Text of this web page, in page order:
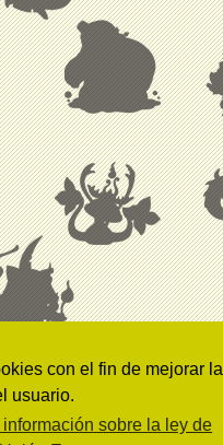
con el fin de mejorar la
usuario.
sobre la ley de